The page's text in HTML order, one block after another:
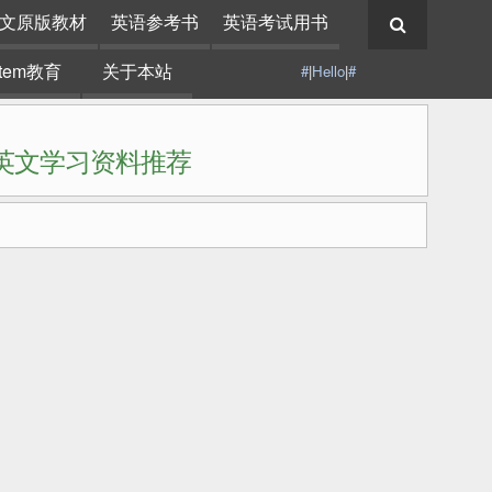
原版教材 英语参考书
英语考试用书
教育
关于本站 #|Hello|#
文学习资料推荐